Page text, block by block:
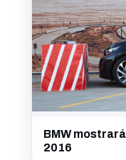
BMW
2016